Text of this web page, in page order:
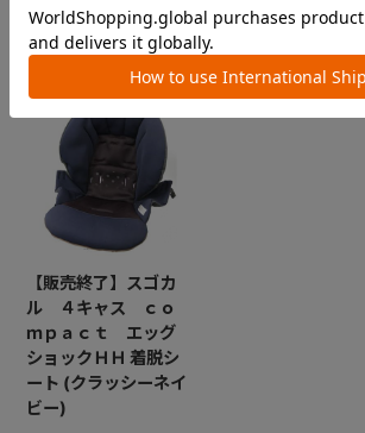
CHECKED ITEM
最近見た商品
【販売終了】スゴカ
ル ４キャス ｃｏ
ｍｐａｃｔ エッグ
ショックＨＨ 着脱シ
ート (クラッシーネイ
ビー)